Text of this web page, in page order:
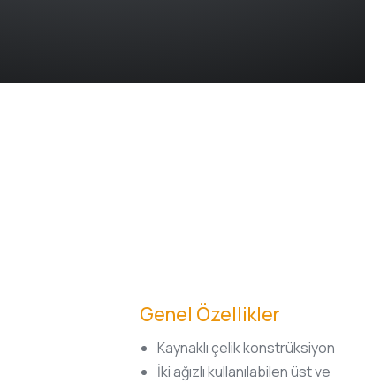
Genel Özellikler
Kaynaklı çelik konstrüksiyon
İki ağızlı kullanılabilen üst ve